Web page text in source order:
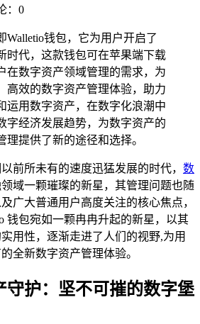
：0
Walletio钱包，它为用户开启了
时代，这款钱包可在苹果端下载
在数字资产领域管理的需求，为
高效的数字资产管理体验，助力
运用数字资产，在数字化浪潮中
字经济发展趋势，为数字资产的
理提供了新的途径和选择。
前所未有的速度迅猛发展的时代， 数
域一颗璀璨的新星，其管理问题也随
广大普通用户高度关注的核心焦点，
钱包宛如一颗冉冉升起的新星，以其
用性，逐渐走进了人们的视野,为用
全新数字资产管理体验。
守护：坚不可摧的数字堡